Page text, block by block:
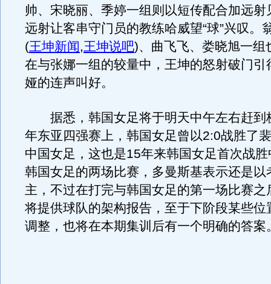
帅、宋晓丽、季婷一组则以短传配合加远射
远射让客串守门员的教练哈威望“球”兴叹。
(王坤新闻,王坤说吧)、曲飞飞、娄晓旭一组
在与张娜一组的较量中，王坤的怒射破门引
娅的连声叫好。
据悉，韩国女足将于明天中午左右赶到
年东亚四强赛上，韩国女足曾以2:0战胜了
中国女足，这也是15年来韩国女足首次战
韩国女足的两场比赛，多曼斯基表示还是以
主，不过在打完与韩国女足的第一场比赛之
将提供球队的架构报告，至于下阶段某些位
调整，也将在本期集训后有一个明确的答案